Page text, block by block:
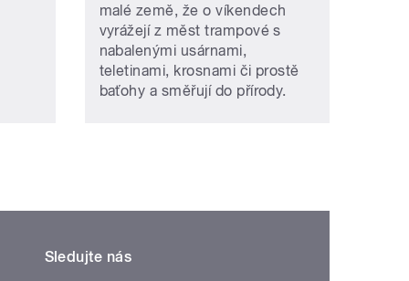
malé země, že o víkendech
vyrážejí z měst trampové s
nabalenými usárnami,
teletinami, krosnami či prostě
baťohy a směřují do přírody.
Sledujte nás